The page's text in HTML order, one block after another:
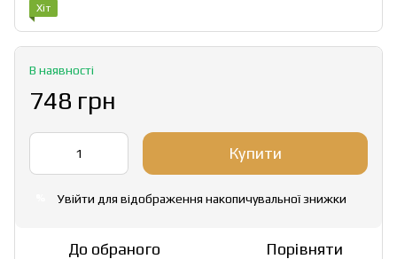
Хіт
В наявності
748 грн
Купити
Увійти для відображення накопичувальної знижки
До обраного Порівняти